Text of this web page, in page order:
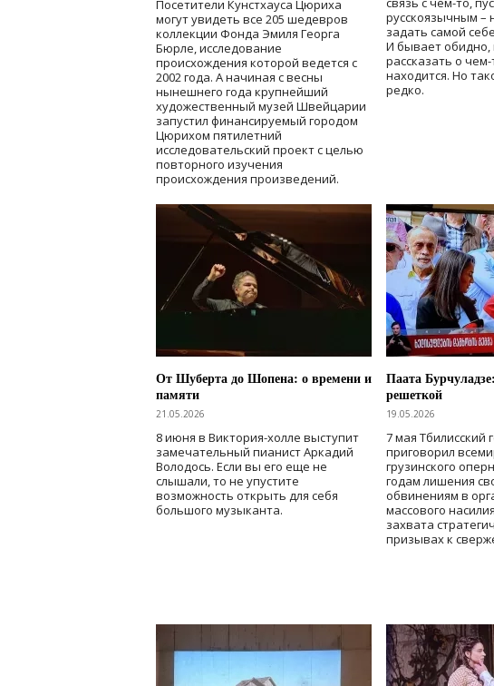
Посетители Кунстхауса Цюриха
могут увидеть все 205 шедевров
коллекции Фонда Эмиля Георга
Бюрле, исследование
происхождения которой ведется с
2002 года. А начиная с весны
нынешнего года крупнейший
художественный музей Швейцарии
запустил финансируемый городом
Цюрихом пятилетний
исследовательский проект с целью
повторного изучения
происхождения произведений.
русскоязычным –
задать самой
И бывает обидно,
рассказать о чем-
находится. Но
редко.
От Шуберта до Шопена: о времени и
памяти
21.05.2026
8 июня в Виктория-холле выступит
замечательный пианист Аркадий
Володось. Если вы его еще не
слышали, то не упустите
возможность открыть для себя
большого музыканта.
Паата
решеткой
19.05.2026
7 мая Тбилисский
приговорил
грузинского
годам лишения
обвинениям в
массового
захвата
призывах к